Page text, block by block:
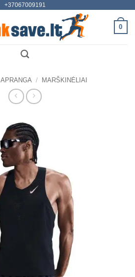
+37067009191
0
APRANGA / MARŠKINĖLIAI